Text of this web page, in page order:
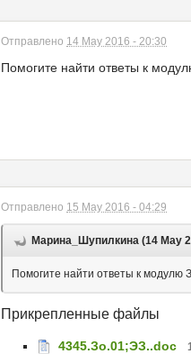
Отправлено 14 May 2016 - 20:30
Помогите найти ответы к
Отправлено 15 May 2016 - 04:29
Марина_Шупилкина (14 May
Помогите найти ответы к модулю
Прикрепленные файлы
4345.Зо.01;ЭЗ..doc